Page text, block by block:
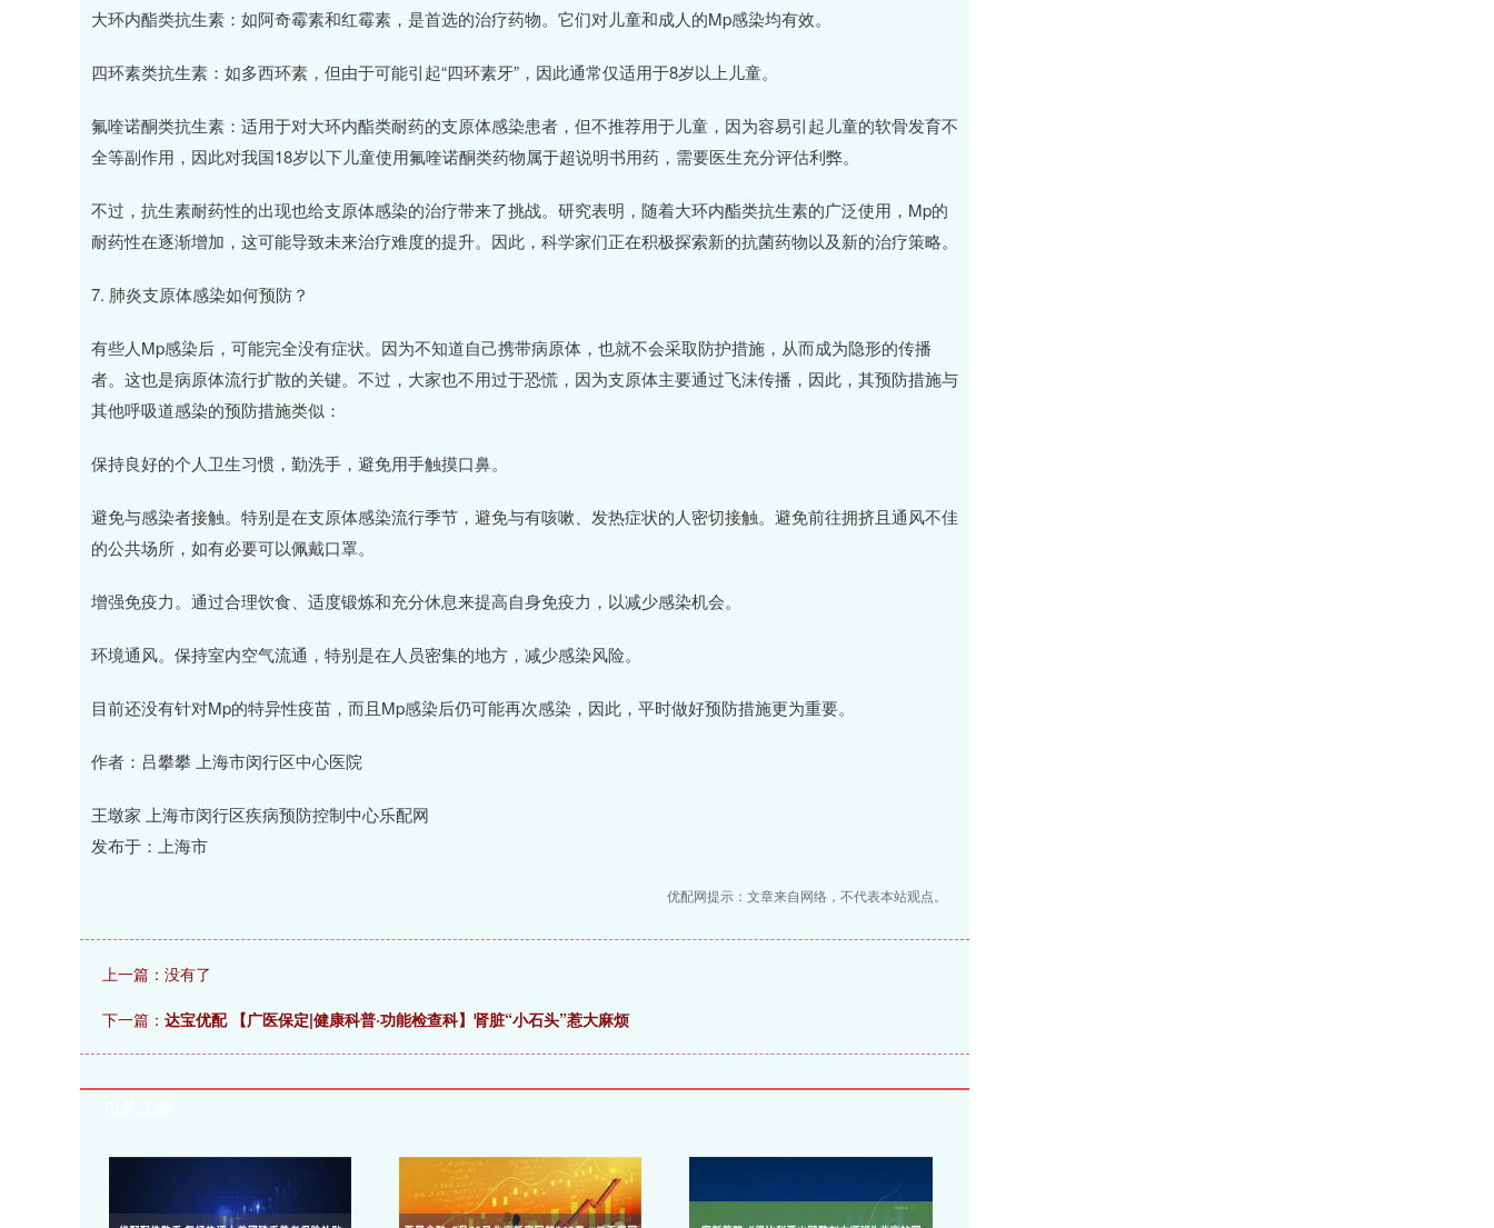
大环内酯类抗生素：如阿奇霉素和红霉素，是首选的治疗药物。它们对儿童和成人的Mp感染均有效。
四环素类抗生素：如多西环素，但由于可能引起“四环素牙”，因此通常仅适用于8岁以上儿童。
氟喹诺酮类抗生素：适用于对大环内酯类耐药的支原体感染患者，但不推荐用于儿童，因为容易引起儿童的软骨发育不
全等副作用，因此对我国18岁以下儿童使用氟喹诺酮类药物属于超说明书用药，需要医生充分评估利弊。
不过，抗生素耐药性的出现也给支原体感染的治疗带来了挑战。研究表明，随着大环内酯类抗生素的广泛使用，Mp的
耐药性在逐渐增加，这可能导致未来治疗难度的提升。因此，科学家们正在积极探索新的抗菌药物以及新的治疗策略。
7. 肺炎支原体感染如何预防？
有些人Mp感染后，可能完全没有症状。因为不知道自己携带病原体，也就不会采取防护措施，从而成为隐形的传播
者。这也是病原体流行扩散的关键。不过，大家也不用过于恐慌，因为支原体主要通过飞沫传播，因此，其预防措施与
其他呼吸道感染的预防措施类似：
保持良好的个人卫生习惯，勤洗手，避免用手触摸口鼻。
避免与感染者接触。特别是在支原体感染流行季节，避免与有咳嗽、发热症状的人密切接触。避免前往拥挤且通风不佳
的公共场所，如有必要可以佩戴口罩。
增强免疫力。通过合理饮食、适度锻炼和充分休息来提高自身免疫力，以减少感染机会。
环境通风。保持室内空气流通，特别是在人员密集的地方，减少感染风险。
目前还没有针对Mp的特异性疫苗，而且Mp感染后仍可能再次感染，因此，平时做好预防措施更为重要。
作者：吕攀攀 上海市闵行区中心医院
王墩家 上海市闵行区疾病预防控制中心乐配网
发布于：上海市
优配网提示：文章来自网络，不代表本站观点。
上一篇：没有了
下一篇： 达宝优配 【广医保定|健康科普·功能检查科】肾脏“小石头”惹大麻烦